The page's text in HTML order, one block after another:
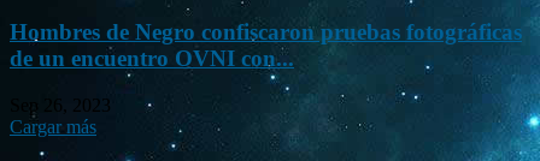
Hombres de Negro confiscaron pruebas fotográficas
de un encuentro OVNI con...
Sep 26, 2023
Cargar más